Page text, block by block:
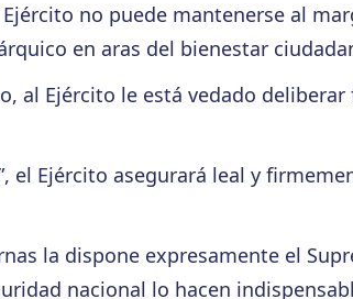
no puede mantenerse al
en aras del bienestar
al Ejército le está vedado
el Ejército asegurará leal y
la dispone expresamente el
nacional lo hacen